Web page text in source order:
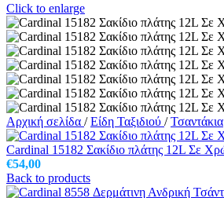
Click to enlarge
Αρχική σελίδα / Είδη Ταξιδιού / Τσαντάκια
Cardinal 15182 Σακίδιο πλάτης 12L Σε
Original
price
was:
€54,00Η
τρέχουσα
τιμή
Back to products